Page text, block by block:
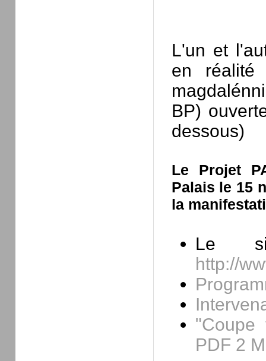
L'un et
en réalité
BP)
dessous)
Le Projet
Palais le 15
la
Le
http://
PDF 2